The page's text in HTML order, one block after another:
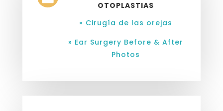
OTOPLASTIAS
» Cirugía de las orejas
» Ear Surgery Before & After
Photos